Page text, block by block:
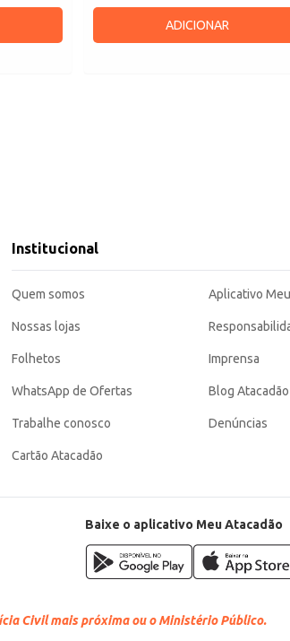
ADICIONAR
Institucional
Quem somos
Nossas lojas
Folhetos
WhatsApp de Ofertas
Trabalhe conosco
Cartão Atacadão
Aplicativo
Imprensa
Blog Atacadão
Denúncias
Baixe o aplicativo Meu Atacadão
Civil mais próxima ou o Ministério Público.